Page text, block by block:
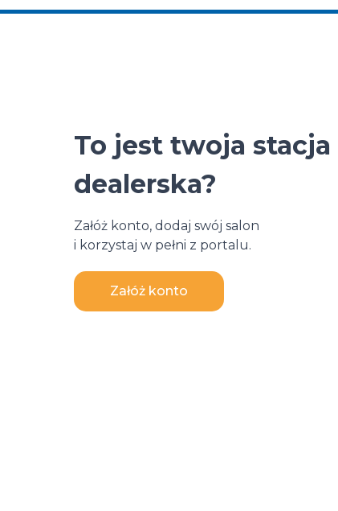
To jest twoja stacja
dealerska?
Załóż konto, dodaj swój salon
i korzystaj w pełni z portalu.
Załóż konto